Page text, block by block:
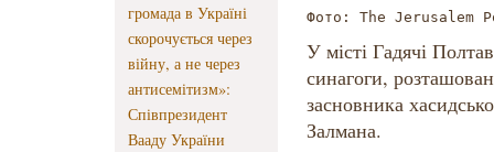
громада в Україні
скорочується через
війну, а не через
антисемітизм»:
Співпрезидент
Вааду України
Фото: The Jerusalem
У місті Гадячі
синагоги,
засновника
Залмана.